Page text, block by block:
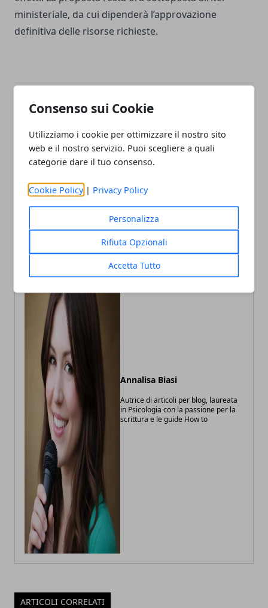
Consenso sui Cookie
Utilizziamo i cookie per ottimizzare il nostro sito
web e il nostro servizio. Puoi scegliere a quali
categorie dare il tuo consenso.
Cookie Policy | Privacy Policy
Personalizza
Rifiuta Opzionali
Accetta Tutto
ministeriale, da cui dipenderà l’approvazione
definitiva delle risorse richieste.
Facebook
TwitterWhatsapp
Torino, hotel al 70%:
Annalisa Biasi
Autrice di articoli per blog, laureata
in Psicologia con la passione per la
scrittura e le guide How to
ARTICOLI CORRELATI